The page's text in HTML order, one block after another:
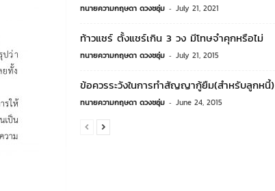
ทนายความกฤษดา ดวงชอุ่ม - July 21, 2021
ท้าวแชร์ ตั้งแชร์เกิน 3 วง มีโทษจำคุกหรือไม่
ทนายความกฤษดา ดวงชอุ่ม - July 21, 2015
ข้อควรระวังในการทำสัญญากู้ยืม(สำหรับลูกหนี้)
ทนายความกฤษดา ดวงชอุ่ม - June 24, 2015